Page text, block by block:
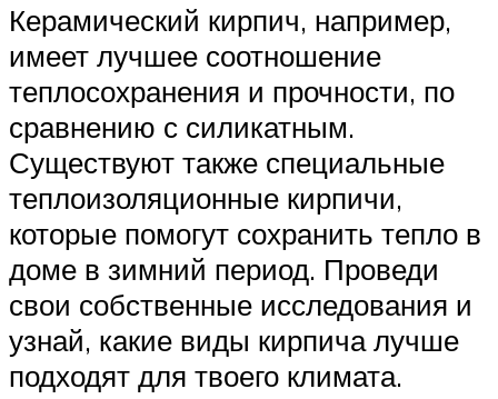
Керамический кирпич, например,
имеет лучшее соотношение
теплосохранения и прочности, по
сравнению с силикатным.
Существуют также специальные
теплоизоляционные кирпичи,
которые помогут сохранить тепло в
доме в зимний период. Проведи
свои собственные исследования и
узнай, какие виды кирпича лучше
подходят для твоего климата.